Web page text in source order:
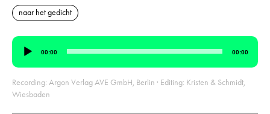
naar het gedicht
Audiospeler
00:00 00:00
Recording: Argon Verlag AVE GmbH, Berlin · Editing: Kristen & Schmidt,
Wiesbaden